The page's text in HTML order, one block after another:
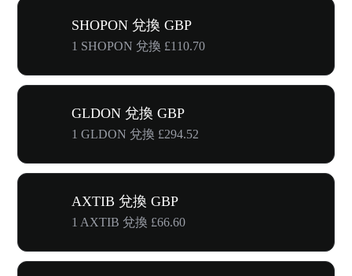
SHOPON 兌換 GBP
1 SHOPON 兌換 £110.70
GLDON 兌換 GBP
1 GLDON 兌換 £294.52
AXTIB 兌換 GBP
1 AXTIB 兌換 £66.60